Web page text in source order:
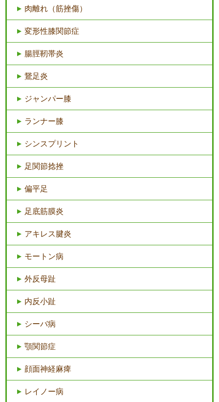
肉離れ（筋挫傷）
変形性膝関節症
腸脛靭帯炎
鵞足炎
ジャンパー膝
ランナー膝
シンスプリント
足関節捻挫
偏平足
足底筋膜炎
アキレス腱炎
モートン病
外反母趾
内反小趾
シーバ病
顎関節症
顔面神経麻痺
レイノー病